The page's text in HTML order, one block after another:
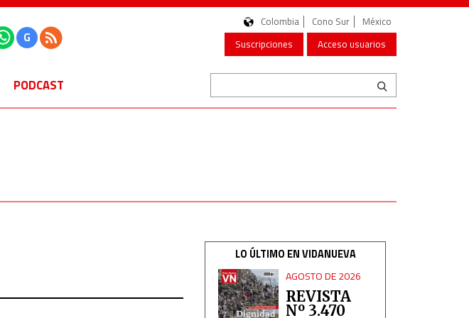
G
Colombia Cono Sur
México
Suscripciones
Acceso usuarios
PODCAST
LO ÚLTIMO EN VIDANUEVA
AGOSTO DE 2026
REVISTA
Nº 3.470